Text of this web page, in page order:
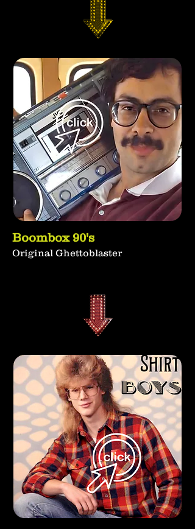
Boombox 90's
Original Ghettoblaster